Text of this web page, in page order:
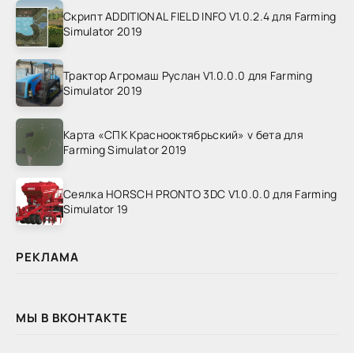
Скрипт ADDITIONAL FIELD INFO V1.0.2.4 для Farming
Simulator 2019
Трактор Агромаш Руслан V1.0.0.0 для Farming
Simulator 2019
Карта «СПК Краснооктябрьский» v бета для
Farming Simulator 2019
Сеялка HORSCH PRONTO 3DC V1.0.0.0 для Farming
Simulator 19
РЕКЛАМА
МЫ В ВКОНТАКТЕ